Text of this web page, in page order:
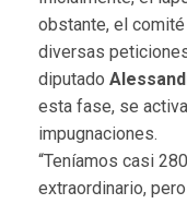
obstante, el
diversas
diputado
esta fase, se
impugnaciones.
“Teníamos casi
extraordinario,